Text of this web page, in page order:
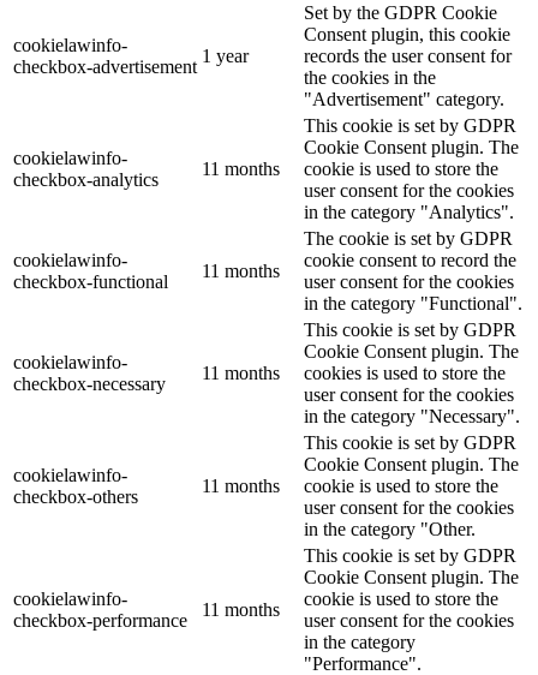
cookielawinfo-
checkbox-advertisement
1 year
Set by the GDPR Cookie
Consent plugin, this cookie
records the user consent for
the cookies in the
"Advertisement" category.
cookielawinfo-
checkbox-analytics
11 months
This cookie is set by GDPR
Cookie Consent plugin. The
cookie is used to store the
user consent for the cookies
in the category "Analytics".
cookielawinfo-
checkbox-functional
11 months
The cookie is set by GDPR
cookie consent to record the
user consent for the cookies
in the category "Functional".
cookielawinfo-
checkbox-necessary
11 months
This cookie is set by GDPR
Cookie Consent plugin. The
cookies is used to store the
user consent for the cookies
in the category "Necessary".
cookielawinfo-
checkbox-others
11 months
This cookie is set by GDPR
Cookie Consent plugin. The
cookie is used to store the
user consent for the cookies
in the category "Other.
cookielawinfo-
checkbox-performance
11 months
This cookie is set by GDPR
Cookie Consent plugin. The
cookie is used to store the
user consent for the cookies
in the category
"Performance".